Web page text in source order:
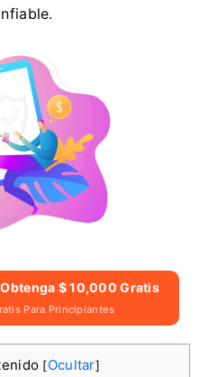
$ 10,000 Gratis
Para Principiantes
[Ocultar]